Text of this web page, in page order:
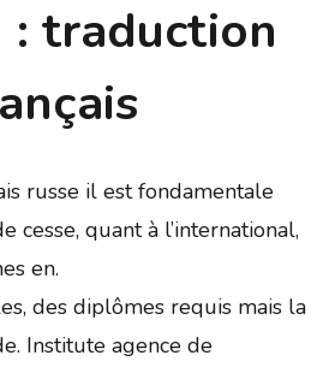
traduction
russe il est fondamentale
cesse, quant à l’international,
en.
des diplômes requis mais la
Institute agence de